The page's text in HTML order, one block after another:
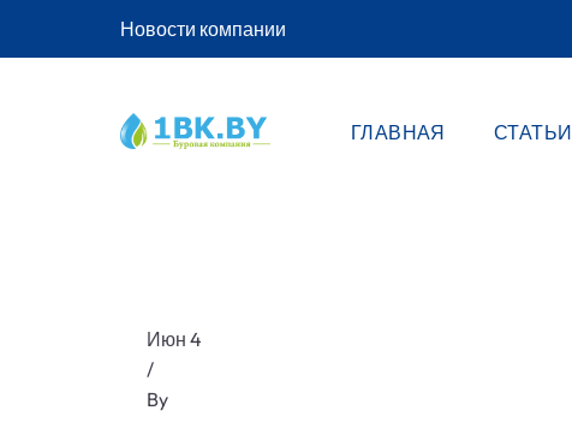
Новости компании
ГЛАВНАЯ СТАТЬИ
Июн 4
/
By